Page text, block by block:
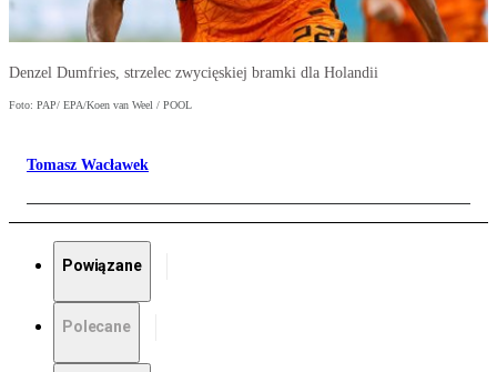
Denzel Dumfries, strzelec zwycięskiej bramki dla Holandii
Foto: PAP/ EPA/Koen van Weel / POOL
Tomasz Wacławek
Powiązane
Polecane